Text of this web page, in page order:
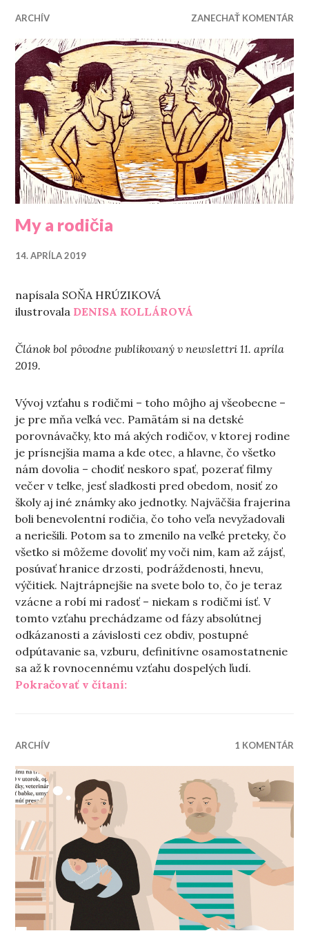
ARCHÍV ZANECHAŤ KOMENTÁR
My a rodičia
14. APRÍLA 2019
napísala SOŇA HRÚZIKOVÁ
ilustrovala DENISA KOLLÁROVÁ
Článok bol pôvodne publikovaný v newslettri 11. apríla
2019.
Vývoj vzťahu s rodičmi – toho môjho aj všeobecne –
je pre mňa veľká vec. Pamätám si na detské
porovnávačky, kto má akých rodičov, v ktorej rodine
je prísnejšia mama a kde otec, a hlavne, čo všetko
nám dovolia – chodiť neskoro spať, pozerať filmy
večer v telke, jesť sladkosti pred obedom, nosiť zo
školy aj iné známky ako jednotky. Najväčšia frajerina
boli benevolentní rodičia, čo toho veľa nevyžadovali
a neriešili. Potom sa to zmenilo na veľké preteky, čo
všetko si môžeme dovoliť my voči nim, kam až zájsť,
posúvať hranice drzosti, podráždenosti, hnevu,
výčitiek. Najtrápnejšie na svete bolo to, čo je teraz
vzácne a robí mi radosť – niekam s rodičmi ísť. V
tomto vzťahu prechádzame od fázy absolútnej
odkázanosti a závislosti cez obdiv, postupné
odpútavanie sa, vzburu, definitívne osamostatnenie
sa až k rovnocennému vzťahu dospelých ľudí.
Pokračovať v čítaní:„My a rodičia“
ARCHÍV 1 KOMENTÁR